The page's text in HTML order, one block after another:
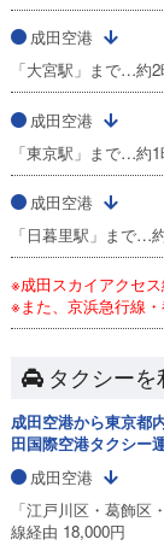
成田空港
「大宮駅」まで…約2
成田空港
「東京駅」まで…約
成田空港
「日暮里駅」まで…
※成田スカイアクセ
※また、京浜急行線・
タクシーを
成田空港から東京都
田国際空港タクシー
成田空港
「江戸川区・葛飾
線経由 18,000円